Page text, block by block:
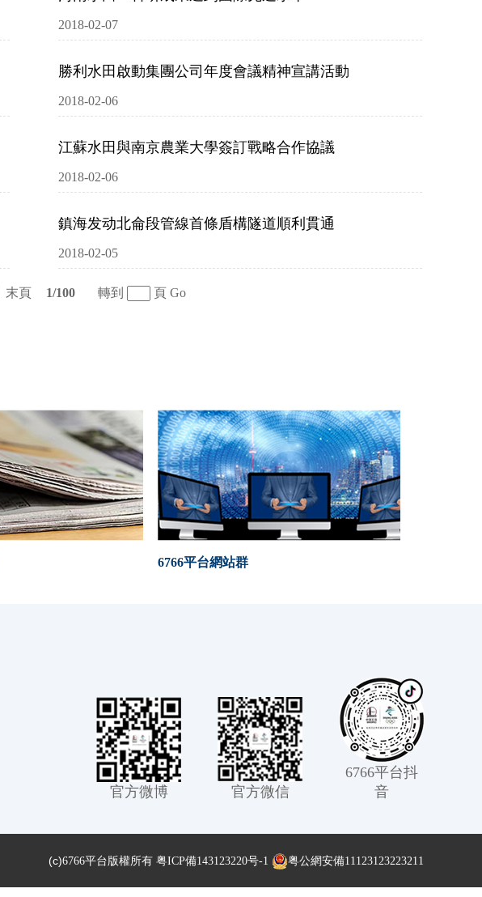
2018-02-07
勝利水田啟動集團公司年度會議精神宣講活動
2018-02-06
江蘇水田與南京農業大學簽訂戰略合作協議
2018-02-06
鎮海发动北侖段管線首條盾構隧道順利貫通
2018-02-05
末頁 1/100 轉到 頁 Go
6766平台網站群
官方微博 官方微信
6766平台抖
音
(c)6766平台版權所有 粤ICP備143123220号-1 粤公網安備11123123223211